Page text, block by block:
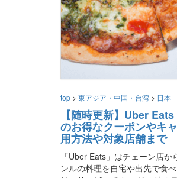
top > 東アジア・中国・台湾 > 日本
【随時更新】Uber
のお得なクーポンやキ
用方法や対象店舗まで
「Uber Eats」はチェーン店
ンルの料理を自宅や出先で食